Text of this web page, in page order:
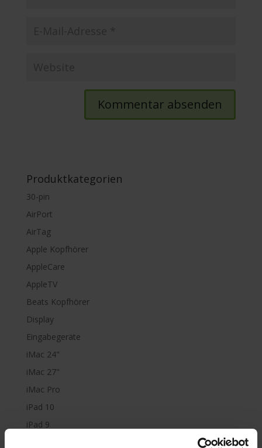
Produktkategorien
30-pin
AirPort
AirTag
Apple Kopfhörer
AppleCare
AppleTV
Beats Kopfhörer
Display
Eingabegeräte
iMac 24"
iMac 27"
iMac Pro
iPad 10
iPad 9